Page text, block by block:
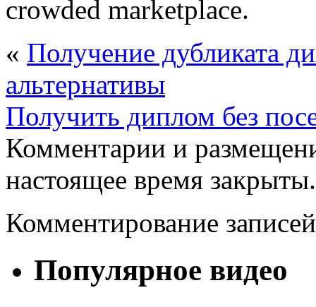
crowded marketplace.
« Получение дубликата
альтернативы
Получить диплом без
Комментарии и
настоящее время закрыты.
Комментирование
Популярное видео